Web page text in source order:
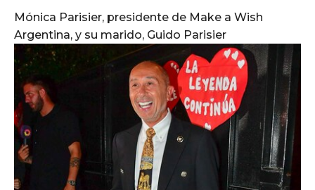
Mónica Parisier, presidente de Make a Wish
Argentina, y su marido, Guido Parisier